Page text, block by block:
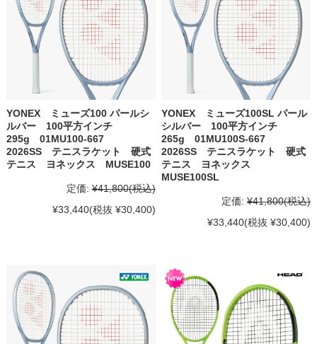
YONEX ミューズ100 パールシ
ルバー 100平方インチ
295g 01MU100-667
2026SS テニスラケット 硬式
テニス ヨネックス MUSE100
定価: ¥41,800(税込)
¥33,440(税抜 ¥30,400)
YONEX ミューズ100SL パール
シルバー 100平方インチ
265g 01MU100S-667
2026SS テニスラケット 硬式
テニス ヨネックス
MUSE100SL
定価: ¥41,800(税込)
¥33,440(税抜 ¥30,400)